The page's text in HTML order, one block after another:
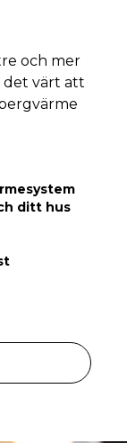
och mer
det värt att
ditt hus